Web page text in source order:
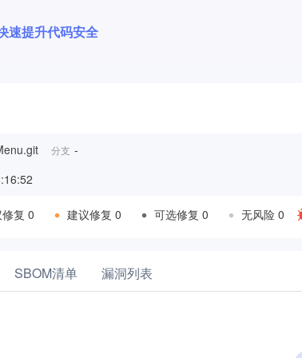
速提升代码安全
分支 -
复 0 建议修复 0 可选修复 0 无风险 0
SBOM清单 漏洞列表